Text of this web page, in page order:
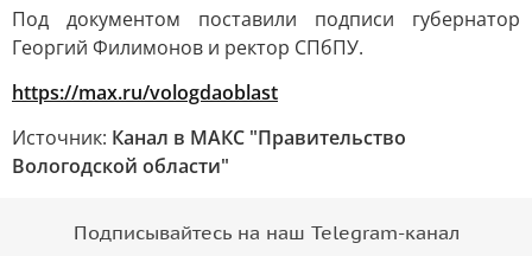
Под документом поставили подписи губернатор
Георгий Филимонов и ректор СПбПУ.
https://max.ru/vologdaoblast
Источник: Канал в МАКС "Правительство
Вологодской области"
Подписывайтесь на наш Telegram-канал